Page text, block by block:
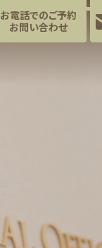
お電話でのご予約
お問い合わせ